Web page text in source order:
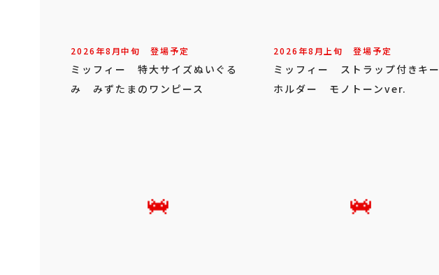
2026年8月中旬 登場予定
ミッフィー 特大サイズぬいぐる
み みずたまのワンピース
2026年8月上旬 登場予定
ミッフィー ストラップ付きキー
ホルダー モノトーンver.